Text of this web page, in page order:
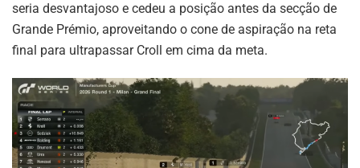
seria desvantajoso e cedeu a posição antes da secção de
Grande Prémio, aproveitando o cone de aspiração na reta
final para ultrapassar Croll em cima da meta.